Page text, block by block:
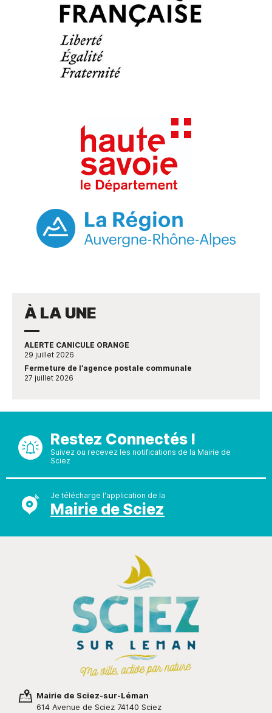
À LA UNE
ALERTE CANICULE ORANGE
29 juillet 2026
Fermeture de l’agence postale communale
27 juillet 2026
Restez Connectés !
Suivez ou recevez les notifications de la Mairie de
Sciez
Je télécharge l'application de la
Mairie de Sciez
Mairie de Sciez-sur-Léman
614 Avenue de Sciez 74140 Sciez